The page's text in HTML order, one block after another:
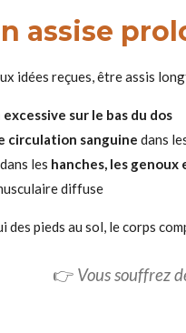
assise
idées reçues, être assis
sur le bas du dos
circulation sanguine dans
les hanches, les genoux
diffuse
des pieds au sol, le corps
👉 Vous souffrez